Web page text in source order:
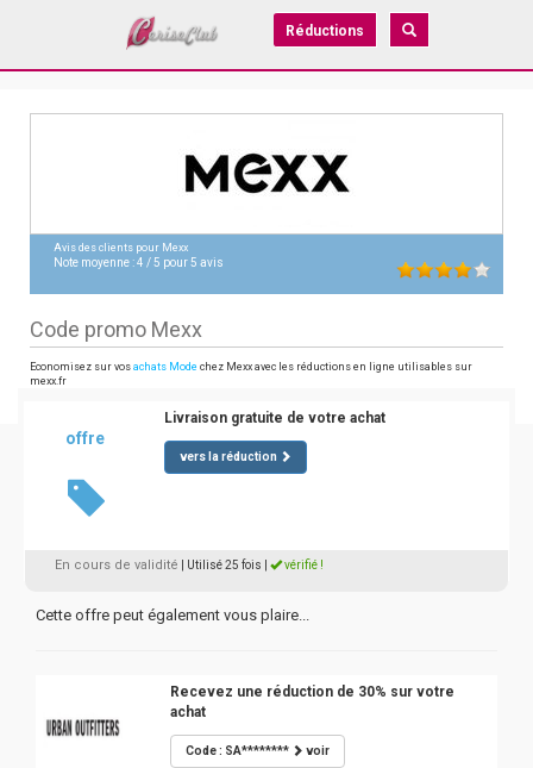
Réductions
Avis des clients pour Mexx
Note moyenne :4 /5 pour5 avis
Code promo Mexx
Economisez sur vos achats Mode chez Mexx avec les réductions en ligne utilisables sur
mexx.fr
offre
Livraison gratuite de votre achat
vers la réduction
En cours de validité | Utilisé 25 fois vérifié !
Cette offre peut également vous plaire...
Recevez une réduction de 30% sur votre
achat
Code : SA******** voir